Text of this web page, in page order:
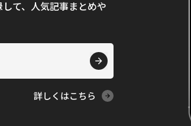
て、人気記事まとめや
詳しくはこちら